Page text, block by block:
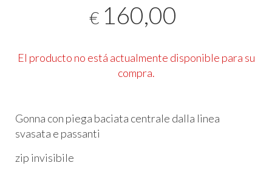
€ 160,00
El producto no está actualmente disponible para su
compra.
Gonna con piega baciata centrale dalla linea
svasata e passanti
zip invisibile